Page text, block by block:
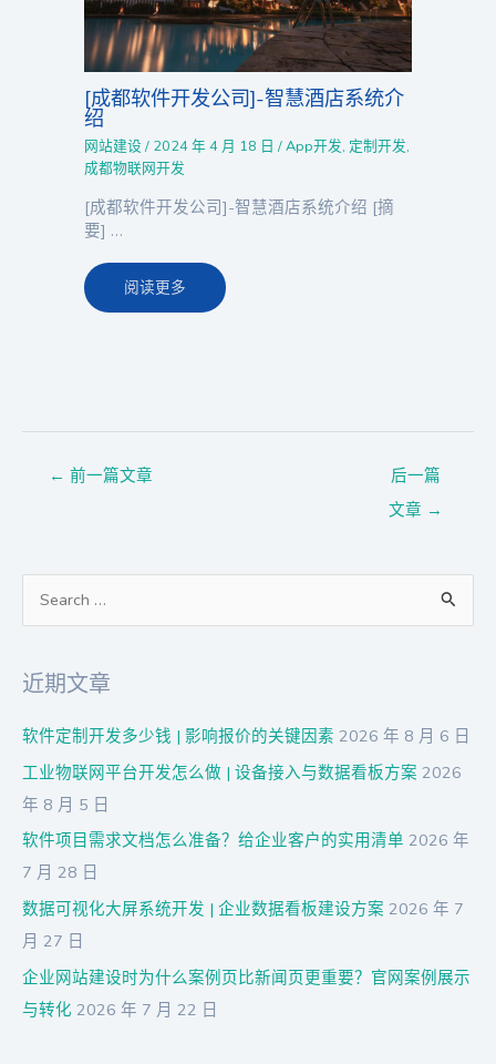
[成都软件开发公司]-智慧酒店系统介
绍
网站建设 / 2024 年 4 月 18 日/App开发, 定制开发,
成都物联网开发
[成都软件开发公司]-智慧酒店系统介绍 [摘
要] …
阅读更多
← 前一篇文章
后一篇
文章 →
：
近期文章
软件定制开发多少钱 | 影响报价的关键因素 2026 年 8 月 6 日
工业物联网平台开发怎么做 | 设备接入与数据看板方案 2026
年 8 月 5 日
软件项目需求文档怎么准备？给企业客户的实用清单 2026 年
7 月 28 日
数据可视化大屏系统开发 | 企业数据看板建设方案 2026 年 7
月 27 日
企业网站建设时为什么案例页比新闻页更重要？官网案例展示
与转化 2026 年 7 月 22 日